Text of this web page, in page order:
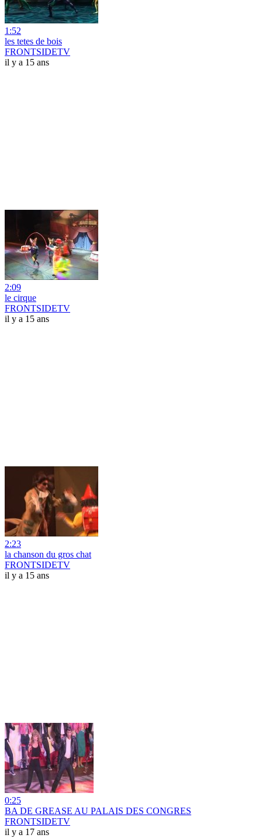
1:52
les tetes de bois
FRONTSIDETV
il y a 15 ans
2:09
le cirque
FRONTSIDETV
il y a 15 ans
2:23
la chanson du gros chat
FRONTSIDETV
il y a 15 ans
0:25
BA DE GREASE AU PALAIS DES CONGRES
FRONTSIDETV
il y a 17 ans